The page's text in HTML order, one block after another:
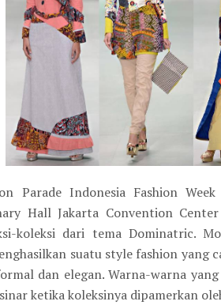
Parade Indonesia Fashion
Hall Jakarta Convention
koleksi dari tema Dominatric.
suatu style fashion
dan elegan. Warna-warna
ketika koleksinya dipamerkan